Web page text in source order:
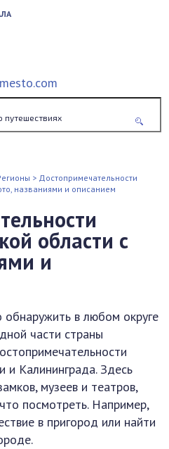
путешествиях
> Достопримечательности
названиями и описанием
области с
и
в любом округе
части страны
и Калининграда. Здесь
музеев и театров,
посмотреть. Например,
в пригород или найти